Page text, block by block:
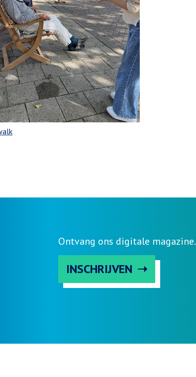
Ontvang ons digitale magazine.
INSCHRIJVEN